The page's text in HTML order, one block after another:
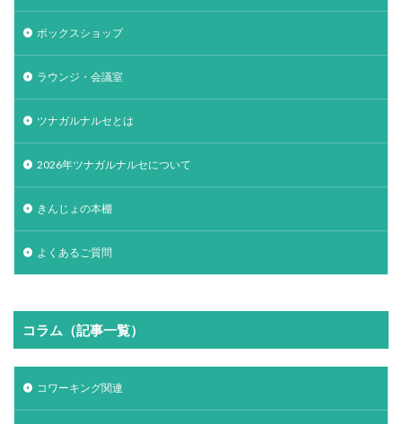
ボックスショップ
ラウンジ・会議室
ツナガルナルセとは
2026年ツナガルナルセについて
きんじょの本棚
よくあるご質問
コラム（記事一覧）
コワーキング関連